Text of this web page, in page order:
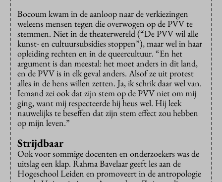
Bocoum kwam in de aanloop naar de verkiezingen
weleens mensen tegen die overwogen op de PVV te
stemmen. Niet in de theaterwereld (“De PVV wil alle
kunst- en cultuursubsidies stoppen”), maar wel in haar
opleiding rechten en in de queercultuur. “En het
argument is dan meestal: het moet anders in dit land,
en de PVV is in elk geval anders. Alsof ze uit protest
alles in de hens willen zetten. Ja, ik schrik daar wel van.
Iemand zei ook dat zijn stem op de PVV niet om mij
ging, want mij respecteerde hij heus wel. Hij leek
nauwelijks te beseffen dat zijn stem effect zou hebben
op mijn leven.”
Strijdbaar
Ook voor sommige docenten en onderzoekers was de
uitslag een klap. Rahma Bavelaar geeft les aan de
Hogeschool Leiden en promoveert in de antropologie